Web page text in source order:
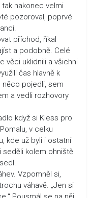
tak nakonec velmi
pozoroval, poprvé
příchod, říkal
a podobně. Celé
věci uklidnili a všichni
čas hlavně k
něco pojedli, sem
a vedli rozhovory
když si Kless pro
v celku
kde už byli i ostatní
seděli kolem ohniště
Vzpomněl si,
váhavě. „Jen si